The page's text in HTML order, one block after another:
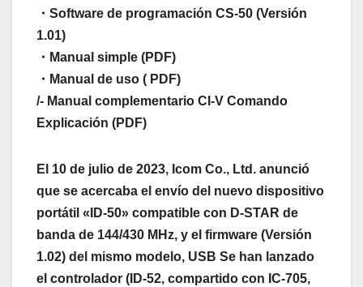
・Software de programación CS-50 (Versión
1.01)
・Manual simple (PDF)
・Manual de uso ( PDF)
/- Manual complementario CI-V Comando
Explicación (PDF)
El 10 de julio de 2023, Icom Co., Ltd. anunció
que se acercaba el envío del nuevo dispositivo
portátil «ID-50» compatible con D-STAR de
banda de 144/430 MHz, y el firmware (Versión
1.02) del mismo modelo, USB Se han lanzado
el controlador (ID-52, compartido con IC-705,